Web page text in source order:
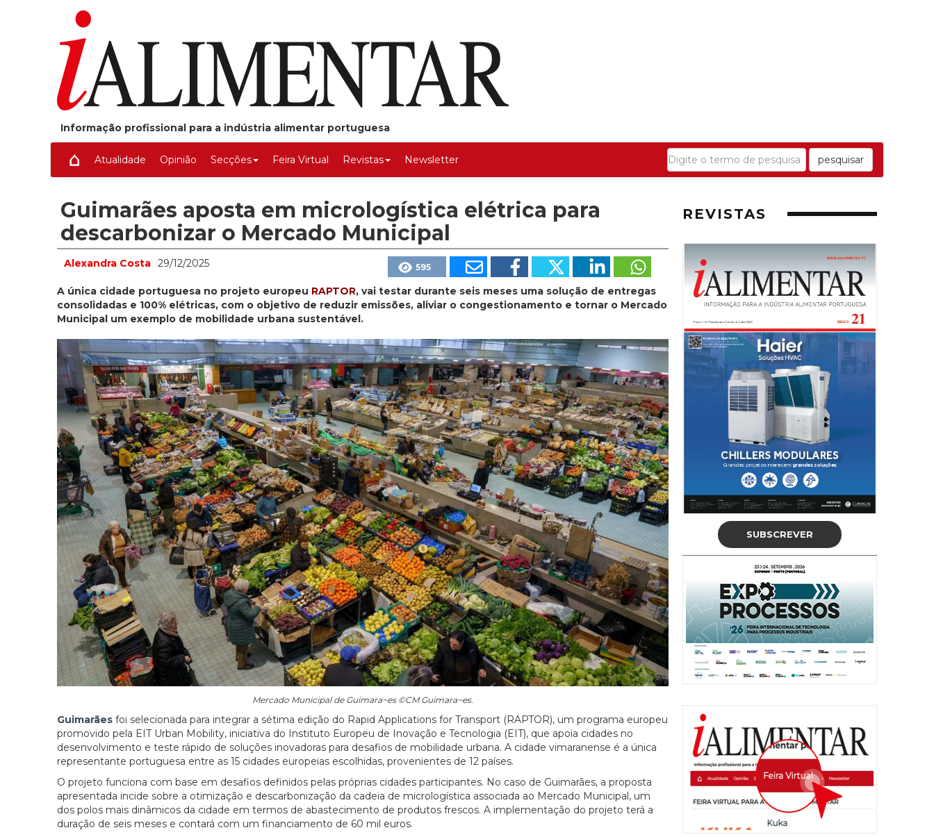
Informação profissional para a indústria alimentar portuguesa
Atualidade Opinião Secções Feira Virtual Revistas Newsletter pesquisar
Guimarães aposta em micrologística elétrica para
descarbonizar o Mercado Municipal
Alexandra Costa 29/12/2025 595
A única cidade portuguesa no projeto europeu RAPTOR, vai testar durante seis meses uma solução de entregas
consolidadas e 100% elétricas, com o objetivo de reduzir emissões, aliviar o congestionamento e tornar o Mercado
Municipal um exemplo de mobilidade urbana sustentável.
Mercado Municipal de Guimara~es ©CM Guimara~es.
Guimarães foi selecionada para integrar a sétima edição do Rapid Applications for Transport (RAPTOR), um programa europeu
promovido pela EIT Urban Mobility, iniciativa do Instituto Europeu de Inovação e Tecnologia (EIT), que apoia cidades no
desenvolvimento e teste rápido de soluções inovadoras para desafios de mobilidade urbana. A cidade vimaranense é a única
representante portuguesa entre as 15 cidades europeias escolhidas, provenientes de 12 países.
O projeto funciona com base em desafios definidos pelas próprias cidades participantes. No caso de Guimarães, a proposta
apresentada incide sobre a otimização e descarbonização da cadeia de micrologística associada ao Mercado Municipal, um
dos polos mais dinâmicos da cidade em termos de abastecimento de produtos frescos. A implementação do projeto terá a
duração de seis meses e contará com um financiamento de 60 mil euros.
REVISTAS
SUBSCREVER